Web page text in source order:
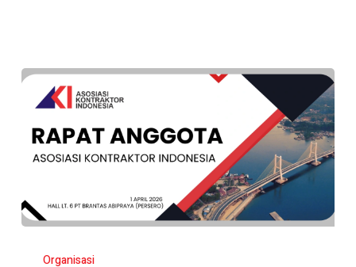
GelarOrganisasi